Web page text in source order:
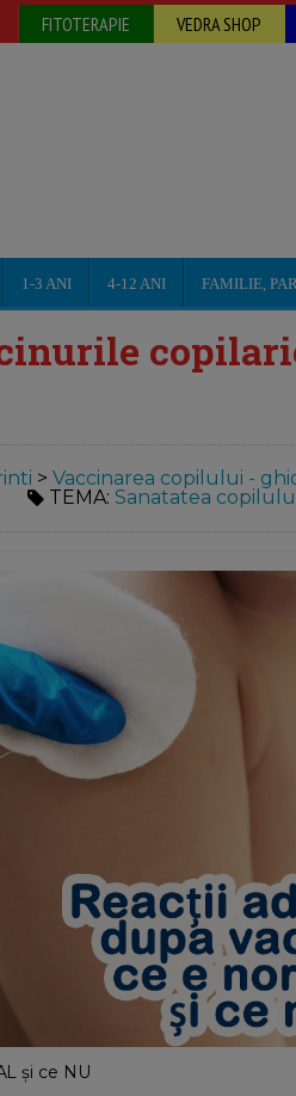
FITOTERAPIE VEDRA SHOP
1-3 ANI 4-12 ANI FAMILIE,
> Vaccinarea copilului -
TEMA: Sanatatea
și ce NU